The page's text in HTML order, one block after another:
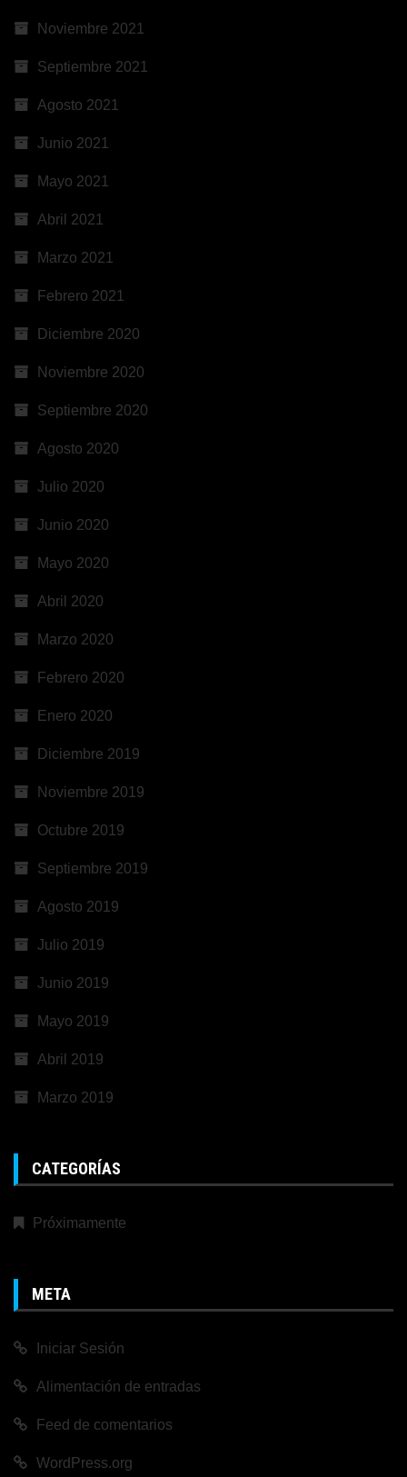
Noviembre 2021
Septiembre 2021
Agosto 2021
Junio 2021
Mayo 2021
Abril 2021
Marzo 2021
Febrero 2021
Diciembre 2020
Noviembre 2020
Septiembre 2020
Agosto 2020
Julio 2020
Junio 2020
Mayo 2020
Abril 2020
Marzo 2020
Febrero 2020
Enero 2020
Diciembre 2019
Noviembre 2019
Octubre 2019
Septiembre 2019
Agosto 2019
Julio 2019
Junio 2019
Mayo 2019
Abril 2019
Marzo 2019
CATEGORÍAS
Próximamente
META
Iniciar Sesión
Alimentación de entradas
Feed de comentarios
WordPress.org